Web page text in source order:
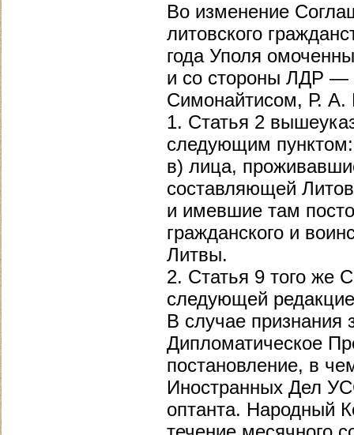
Во изменение
литовского
года Уполя
и со стороны ЛДР —
Симонайтисом, Р.
1. Статья 2
следующим пунктом:
в) лица,
составляющей
и имевшие там
гражданского и
Литвы.
2. Статья 9 того же
следующей
В случае признания
Дипломатическое
постановление, в
Иностранных Дел
оптанта. Народный